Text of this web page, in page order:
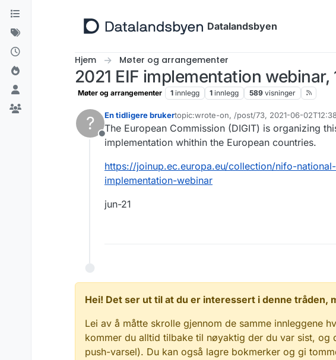
Hopp til innhold
Datalandsbyen
Hjem Møter og arrangementer
2021 EIF implementation webinar,
Møter og arrangementer 1 innlegg 1 innlegg 589 visninger
?
Frakoblet
En tidligere brukertopic:wrote-on, /post/73, 2021-06-
Sist endret av
The European Commission (DIGIT) is organizing
implementation whithin the European countries.
https://joinup.ec.europa.eu/collection/nifo-
implementation-webinar
jun-21
Hei! Det ser ut til at du er interessert i denne tråden,
Lei av å måtte skrolle gjennom de samme innleggene
kommer du alltid tilbake til nøyaktig der du var sist,
push-varsel). Du kan også lagre bokmerker og gi